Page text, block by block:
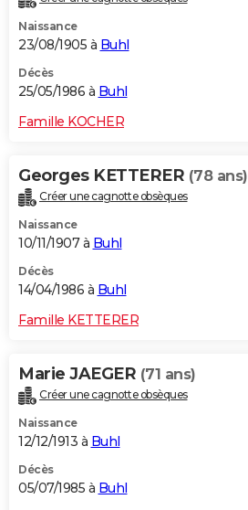
Naissance
23/08/1905 à Buhl
Décès
25/05/1986 à Buhl
Famille KOCHER
Georges KETTERER (78 ans)
Créer une cagnotte obsèques
Naissance
10/11/1907 à Buhl
Décès
14/04/1986 à Buhl
Famille KETTERER
Marie JAEGER (71 ans)
Créer une cagnotte obsèques
Naissance
12/12/1913 à Buhl
Décès
05/07/1985 à Buhl